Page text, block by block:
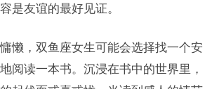
是友谊的最好见证。
懒，双鱼座女生可能会选择找一个安
阅读一本书。沉浸在书中的世界里，